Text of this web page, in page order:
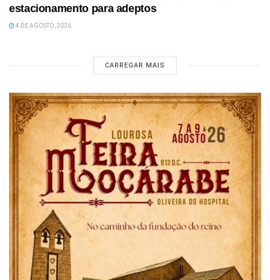
estacionamento para adeptos
4 DE AGOSTO, 2026
CARREGAR MAIS